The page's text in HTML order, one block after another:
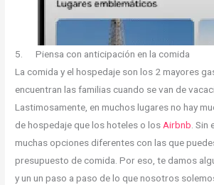
5. Piensa con anticipación en la comida
La comida y el hospedaje son los 2 mayores
encuentran las familias cuando se van de
Lastimosamente, en muchos lugares no hay
de hospedaje que los hoteles o losAirbnb. Sin
muchas opciones diferentes con las que
presupuesto de comida. Por eso, te damos
y un un paso a paso de lo que nosotros